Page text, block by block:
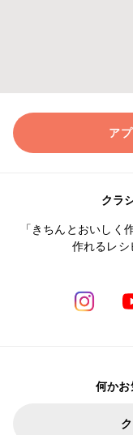
ア
クラ
「きちんとおいしく
作れるレシ
何かお